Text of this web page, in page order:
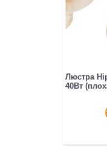
Люстра
40Вт